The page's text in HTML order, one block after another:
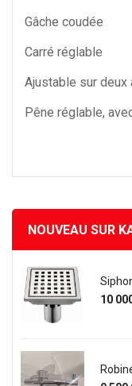
Gâche coudée
Carré réglable
Ajustable sur deux
Pêne réglable,
NOUVEAU SUR
Prix
10